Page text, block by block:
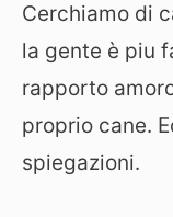
Cerchiamo di
la gente è piu
rapporto
proprio cane.
spiegazioni.